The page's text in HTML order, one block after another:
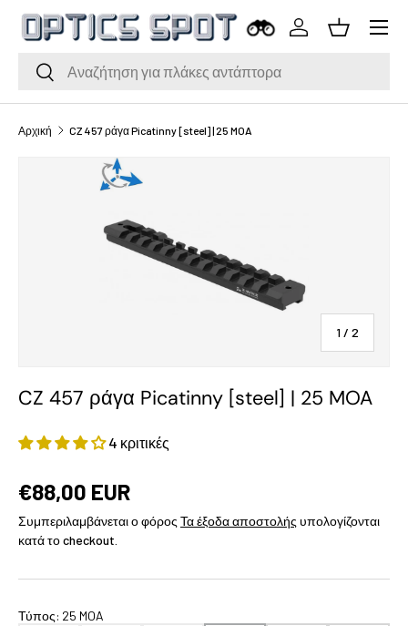
Μετάβαση στο περιεχόμενο
Αναζήτηση
Αναζήτηση
ΣύνδεσηΚαλάθι
Μενού
Αρχική CZ 457 ράγα Picatinny [steel] | 25 MOA
1/ του
2
CZ 457 ράγα Picatinny [steel] | 25 MOA
4 κριτικές
€88,00 EUR
Συμπεριλαμβάνεται ο φόρος Τα έξοδα αποστολής υπολογίζονται
κατά το checkout.
Τύπος: 25 MOA